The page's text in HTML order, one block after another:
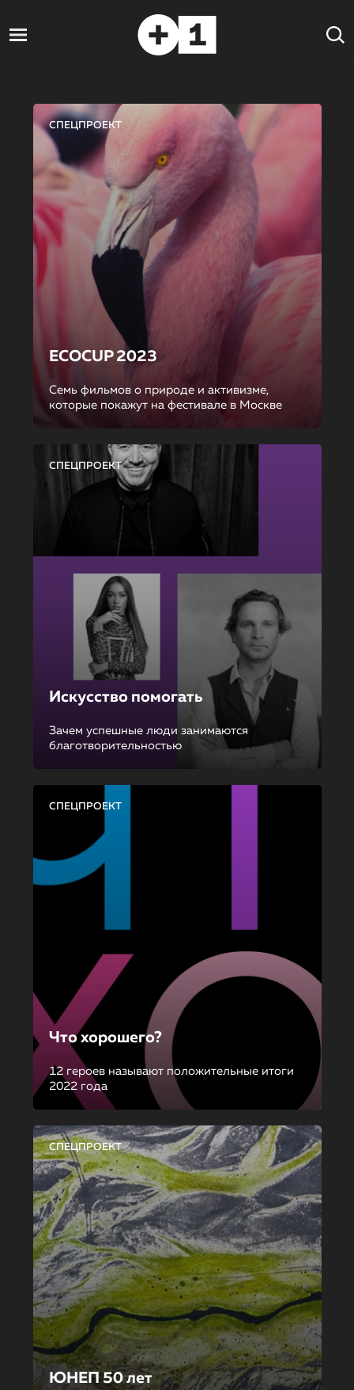
СПЕЦПРОЕКТ
ECOCUP 2023
Семь фильмов о природе и активизме,
которые покажут на фестивале в Москве
СПЕЦПРОЕКТ
Искусство помогать
Зачем успешные люди занимаются
благотворительностью
СПЕЦПРОЕКТ
Что хорошего?
12 героев называют положительные итоги
2022 года
СПЕЦПРОЕКТ
ЮНЕП 50 лет